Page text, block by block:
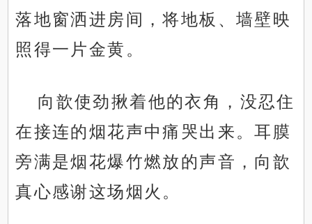
落地窗洒进房间，将地板、墙壁映
照得一片金黄。
向歆使劲揪着他的衣角，没忍住
在接连的烟花声中痛哭出来。耳膜
旁满是烟花爆竹燃放的声音，向歆
真心感谢这场烟火。